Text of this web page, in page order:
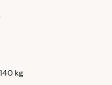
140 kg